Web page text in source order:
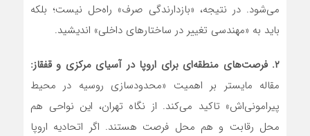
می‌شود. در نتیجه، «بازدارندگی صرف» راه‌حل نیست؛ بلکه
باید به «مهندسی تغییر در ساختارهای داخلی» اندیشید.
۲. فرصت‌های منطقه‌ای برای اروپا در آسیای مرکزی و قفقاز:
مقاله مایستر بر اهمیت «محدودسازی روسیه در محیط
پیرامونی‌اش» تاکید می‌کند. از نگاه تهران، این نواحی هم
محل رقابت و هم محل فرصت هستند. اگر اتحادیه اروپا